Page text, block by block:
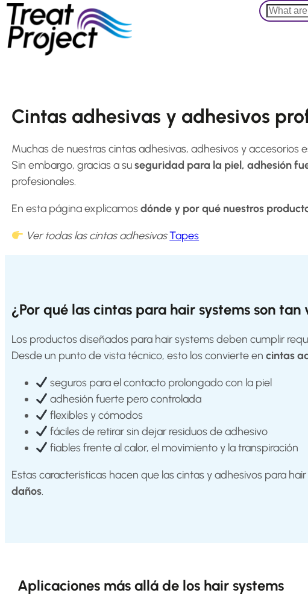
Skip
to
content
Cintas adhesivas y adhesivos
Muchas de nuestras cintas adhesivas, adhesivos y
Sin embargo, gracias a suseguridad para la piel, adhesión
profesionales.
En esta página explicamosdónde y por qué nuestros
Ver todas las cintas adhesivasTapes
¿Por qué las cintas para hair systems son tan
Los productos diseñados para hair systems deben cumplir
Desde un punto de vista técnico, esto los convierte en cintas
seguros para el contacto prolongado con la piel
adhesión fuerte pero controlada
flexibles y cómodos
fáciles de retirar sin dejar residuos de adhesivo
fiables frente al calor, el movimiento y la transpiración
Estas características hacen que las cintas y adhesivos para
daños.
Aplicaciones más allá de los hair systems
products
Products
for
Extensions
Products
for
Systems
Hair
Systems
Custom
Hair
Stock
Hair
Systems
Hair
System
Repair
Costs
of
Install